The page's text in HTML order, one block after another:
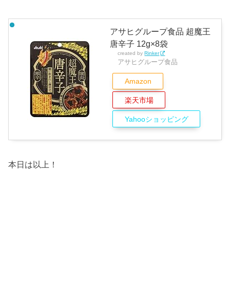
アサヒグループ食品 超魔王
唐辛子 12g×8袋
created byRinker
アサヒグループ食品
Amazon
楽天市場
Yahooショッピング
本日は以上！